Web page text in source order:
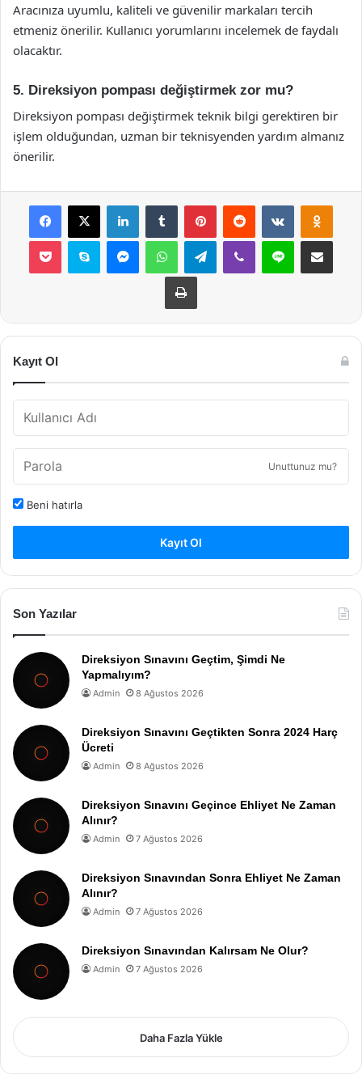
Aracınıza uyumlu, kaliteli ve güvenilir markaları tercih
etmeniz önerilir. Kullanıcı yorumlarını incelemek de faydalı
olacaktır.
5. Direksiyon pompası değiştirmek zor mu?
Direksiyon pompası değiştirmek teknik bilgi gerektiren bir
işlem olduğundan, uzman bir teknisyenden yardım almanız
önerilir.
Facebook
X LinkedInTumblr PinterestReddit VKontakte
Pocket Skype MessengerWhatsAppTelegramViber Line E-Posta ile
Yazdır
Kayıt Ol
Unuttunuz mu?
Beni hatırla
Kayıt Ol
Son Yazılar
Direksiyon Sınavını Geçtim, Şimdi Ne
Yapmalıyım?
Admin 8 Ağustos 2026
Direksiyon Sınavını Geçtikten Sonra 2024 Harç
Ücreti
Admin 8 Ağustos 2026
Direksiyon Sınavını Geçince Ehliyet Ne Zaman
Alınır?
Admin 7 Ağustos 2026
Direksiyon Sınavından Sonra Ehliyet Ne Zaman
Alınır?
Admin 7 Ağustos 2026
Direksiyon Sınavından Kalırsam Ne Olur?
Admin 7 Ağustos 2026
Daha Fazla Yükle